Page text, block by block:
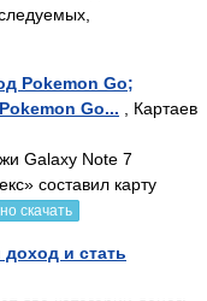
Pokemon Go;
Go... , Картаев
Galaxy Note 7
составил карту
скачать
доход и стать